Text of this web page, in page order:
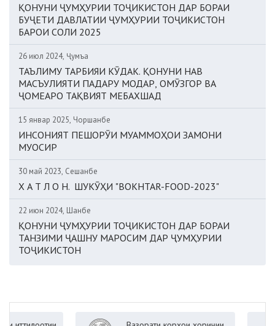
ҚОНУНИ ҶУМҲУРИИ ТОҶИКИСТОН ДАР БОРАИ
БУҶЕТИ ДАВЛАТИИ ҶУМҲУРИИ ТОҶИКИСТОН
БАРОИ СОЛИ 2025
26 июл 2024, Ҷумъа
ТАЪЛИМУ ТАРБИЯИ КӮДАК. ҚОНУНИ НАВ
МАСЪУЛИЯТИ ПАДАРУ МОДАР, ОМӮЗГОР ВА
ҶОМЕАРО ТАҚВИЯТ МЕБАХШАД
15 январ 2025, Чоршанбе
ИНСОНИЯТ ПЕШОРӮИ МУАММОҲОИ ЗАМОНИ
МУОСИР
30 май 2023, Сешанбе
Х А Т Л О Н. ШУКӮҲИ "BOKHTAR-FOOD-2023"
22 июн 2024, Шанбе
ҚОНУНИ ҶУМҲУРИИ ТОҶИКИСТОН ДАР БОРАИ
ТАНЗИМИ ҶАШНУ МАРОСИМ ДАР ҶУМҲУРИИ
ТОҶИКИСТОН